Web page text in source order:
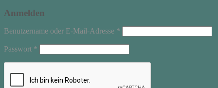
Anmelden
Benutzername oder E-Mail-Adresse *
Passwort *